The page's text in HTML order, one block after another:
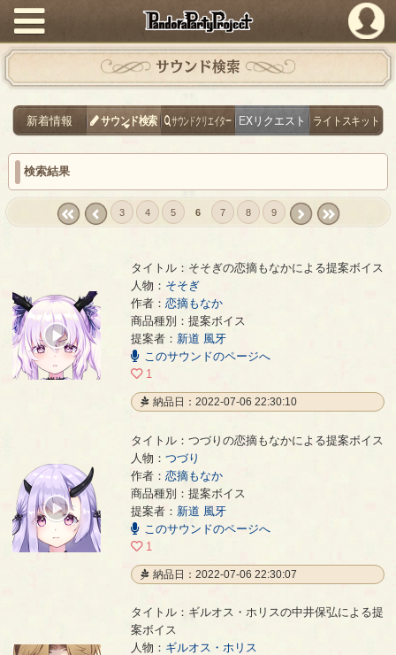
PandoraPartyProject
サウンド検索
新着情報 サウンド検索 サウンドクリエイター EXリクエスト ライトスキット
検索結果
3 4 5 6 7 8 9
そそぎの恋摘もなかによる提案ボイス
00:00
00:03
タイトル：そそぎの恋摘もなかによる提案ボイス
人物： そそぎ
作者： 恋摘もなか
商品種別：提案ボイス
提案者： 新道 風牙
このサウンドのページへ
1
納品日：2022-07-06 22:30:10
つづりの恋摘もなかによる提案ボイス
00:00
00:03
タイトル：つづりの恋摘もなかによる提案ボイス
人物： つづり
作者： 恋摘もなか
商品種別：提案ボイス
提案者： 新道 風牙
このサウンドのページへ
1
納品日：2022-07-06 22:30:07
タイトル：ギルオス・ホリスの中井保弘による提
案ボイス
人物： ギルオス・ホリス